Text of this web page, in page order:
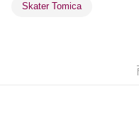
每筆HK$65.00，滿
(香港門市) 只顯示可選門市
Skater Tomica